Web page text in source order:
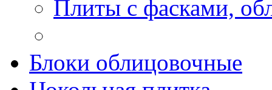
Плиты с фасками,
Блоки облицовочные